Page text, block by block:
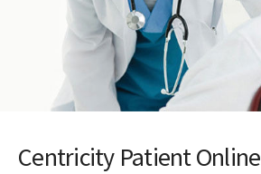
Centricity Patient Online